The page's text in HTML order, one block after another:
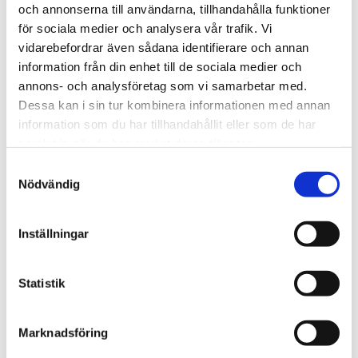
och annonserna till användarna, tillhandahålla funktioner
för sociala medier och analysera vår trafik. Vi
vidarebefordrar även sådana identifierare och annan
information från din enhet till de sociala medier och
annons- och analysföretag som vi samarbetar med.
Dessa kan i sin tur kombinera informationen med annan
information som du har tillhandahållit eller som de har
Nödvändig
Inställningar
Statistik
Marknadsföring
Grekland
Skotsk missionär hittad
död i Aten – afghansk